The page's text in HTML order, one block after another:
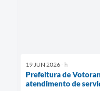
19 JUN 2026 - h
Prefeitura de
atendimento de